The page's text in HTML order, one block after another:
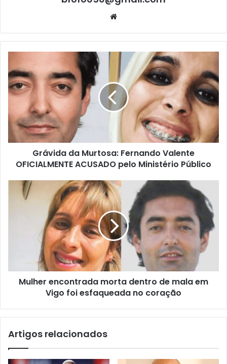
Website
Grávida da Murtosa: Fernando Valente
OFICIALMENTE ACUSADO pelo Ministério Público
Mulher encontrada morta dentro de mala em
Vigo foi esfaqueada no coração
Artigos relacionados